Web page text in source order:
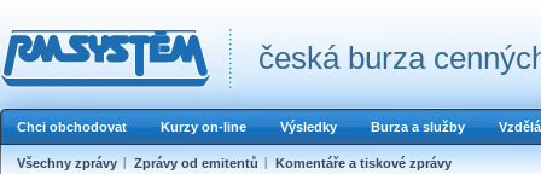
česká burza
Chci obchodovat Kurzy on-line Výsledky Burza a služby
Všechny zprávy Zprávy od emitentů Komentáře a tiskové zprávy